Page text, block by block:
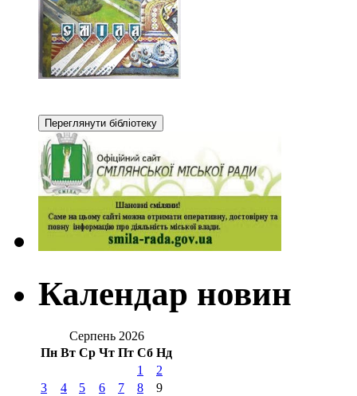
Календар новин
Серпень 2026
Пн Вт Ср Чт Пт Сб Нд
1
2
3
4 5 6 7 8
9